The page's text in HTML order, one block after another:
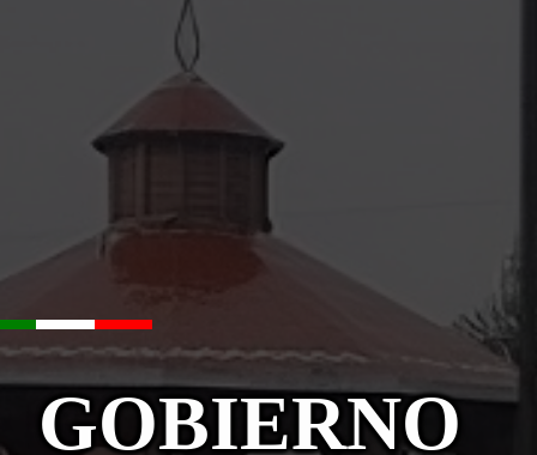
GOBIERNO